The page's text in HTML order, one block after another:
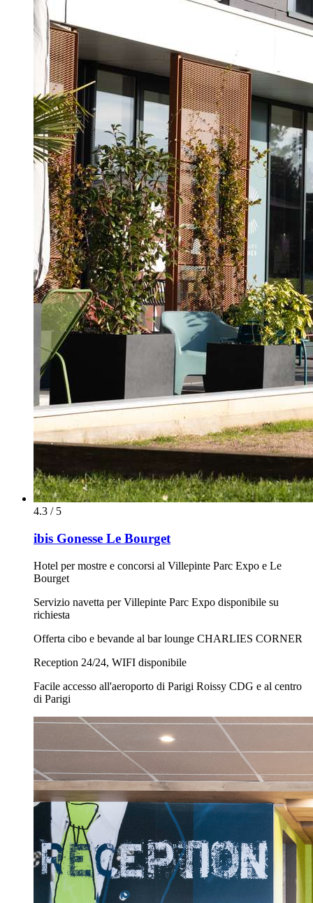
4.3 / 5
ibis Gonesse Le Bourget
Hotel per mostre e concorsi al Villepinte Parc Expo e Le
Bourget
Servizio navetta per Villepinte Parc Expo disponibile su
richiesta
Offerta cibo e bevande al bar lounge CHARLIES CORNER
Reception 24/24, WIFI disponibile
Facile accesso all'aeroporto di Parigi Roissy CDG e al centro
di Parigi